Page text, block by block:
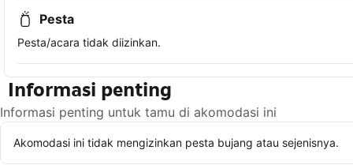
Pesta
Pesta/acara tidak diizinkan.
Informasi penting
Informasi penting untuk tamu di akomodasi ini
Akomodasi ini tidak mengizinkan pesta bujang atau sejenisnya.